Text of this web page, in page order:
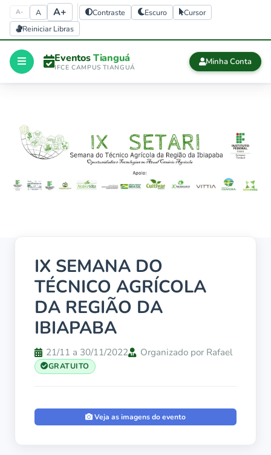
A- A A+ Contraste Escuro
Cursor
Reiniciar Libras
CERTIFICADOS
EventosTianguá
IFCE CAMPUS TIANGUÁ
Minha Conta
IX SEMANA DO
TÉCNICO AGRÍCOLA
DA REGIÃO DA
IBIAPABA
21/11 a 30/11/2022 Organizado por Rafael
GRATUITO
Veja as imagens do evento